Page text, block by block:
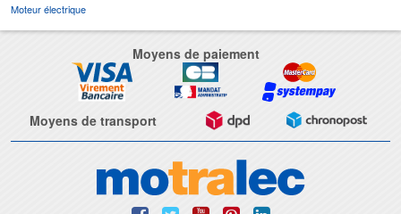
Moteur électrique
Moyens de paiement
Moyens de transport